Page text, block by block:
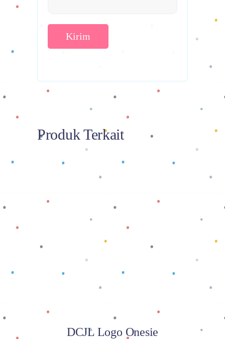
Produk Terkait
Baca selengkapnya
DCJL Logo Onesie